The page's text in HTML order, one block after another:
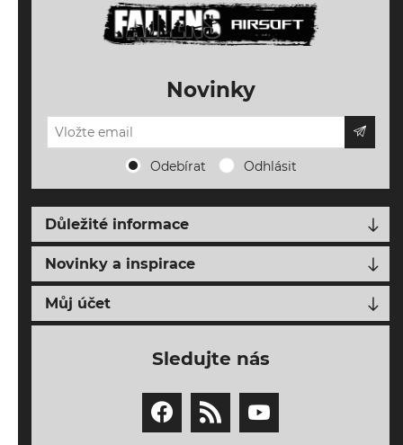
Novinky
Odebírat Odhlásit
Důležité informace
Doprava, platba a vrácení
Napište nám
O FALLENS AIRSOFT
Novinky a inspirace
Nové produkty
Blog o airsoftu
Novinky z FALLENS AIRSOFT
Můj účet
Moje objednávky
Seznam přání
Sledujte nás